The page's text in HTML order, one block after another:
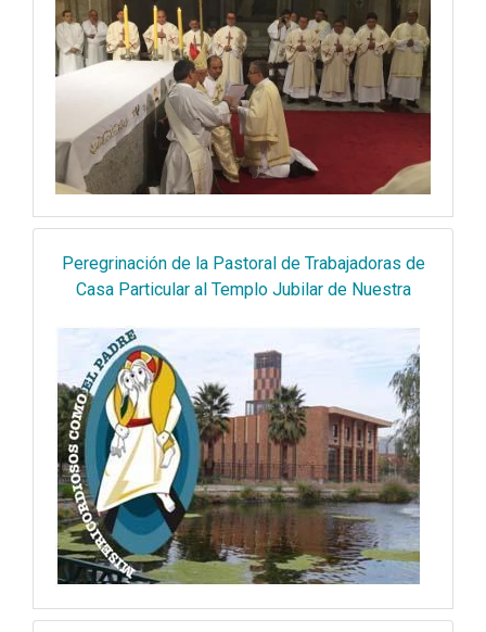
Peregrinación de la Pastoral de Trabajadoras de
Casa Particular al Templo Jubilar de Nuestra